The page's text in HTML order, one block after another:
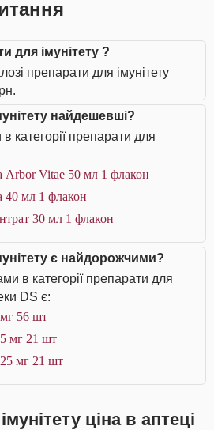
для імунітету ?
препарати для імунітету
найдешевші?
категорії препарати для
Arbor Vitae 50 мл 1 флакон
40 мл 1 флакон
30 мл 1 флакон
є найдорожчими?
в категорії препарати для
DS є:
мг 56 шт
мг 21 шт
мг 21 шт
ціна в аптеці